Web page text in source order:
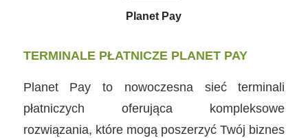
Planet Pay
TERMINALE PŁATNICZE PLANET PAY
Planet Pay to nowoczesna sieć terminali
płatniczych oferująca kompleksowe
rozwiązania, które mogą poszerzyć Twój biznes